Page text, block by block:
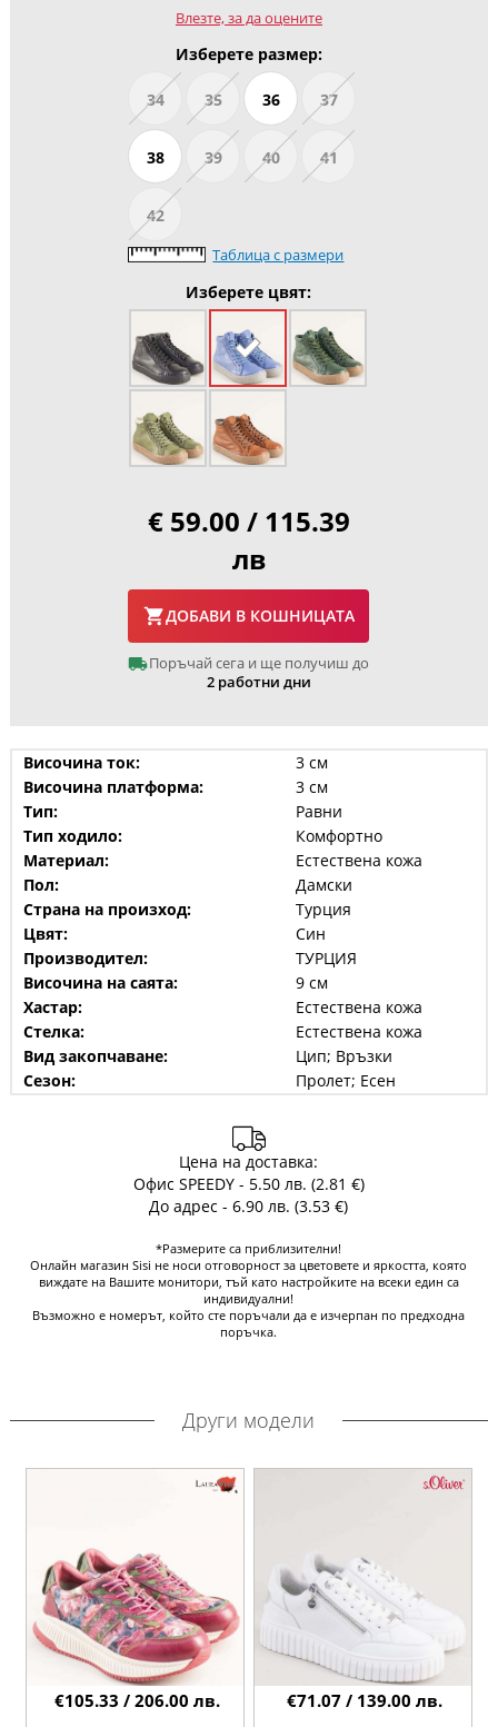
Влезте, за да оцените
Изберете размер:
34 35 36 37
38 39 40 41
42
Таблица с размери
Изберете цвят:
€ 59.00 / 115.39
лв
ДОБАВИ В КОШНИЦАТА
Поръчай сега и ще получиш до
2 работни дни
Височина ток:
3 см
Височина платформа:
3 см
Тип:
Равни
Тип ходило:
Комфортно
Материал:
Естествена кожа
Пол:
Дамски
Страна на произход:
Турция
Цвят:
Син
Производител:
ТУРЦИЯ
Височина на саята:
9 см
Хастар:
Естествена кожа
Стелка:
Естествена кожа
Вид закопчаване:
Цип; Връзки
Сезон:
Пролет; Есен
Цена на доставка:
Офис SPEEDY - 5.50 лв. (2.81 €)
До адрес - 6.90 лв. (3.53 €)
*Размерите са приблизителни!
Онлайн магазин Sisi не носи отговорност за цветовете и яркостта, която
виждате на Вашите монитори, тъй като настройките на всеки един са
индивидуални!
Възможно е номерът, който сте поръчали да е изчерпан по предходна
поръчка.
Други модели
€105.33 / 206.00 лв. €71.07 / 139.00 лв.